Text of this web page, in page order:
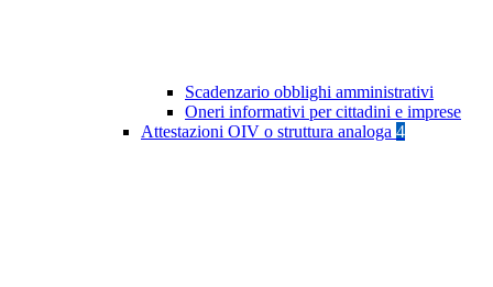
Scadenzario obblighi amministrativi
Oneri informativi per cittadini e imprese
Attestazioni OIV o struttura analoga 4